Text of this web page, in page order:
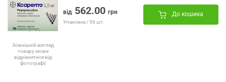
Зовнішній вигляд
товару може
відрізнятися від
фотографії
від 562.00 грн
Упаковка / 56 шт.
До кошика